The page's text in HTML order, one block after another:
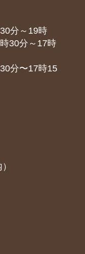
分～19時
～17時
分〜17時15